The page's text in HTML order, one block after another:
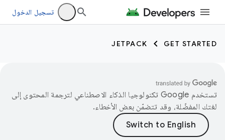
تسجيل الدخول
GET STARTED
JETPACK
تستخدم Google تكنولوجيا الذكاء الاصطناعي لترجمة المحتوى إلى
لغتك المفضّلة، وقد تتضمّن بعض الأخطاء.